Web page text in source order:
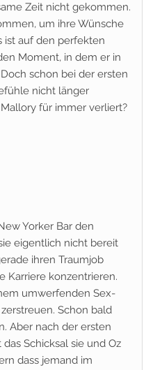
Zeit nicht gekommen.
um ihre Wünsche
ist auf den perfekten
Moment, in dem er in
schon bei der ersten
nicht länger
für immer verliert?
Yorker Bar den
eigentlich nicht bereit
ihren Traumjob
Karriere konzentrieren.
umwerfenden Sex-
Schon bald
Aber nach der ersten
Schicksal sie und Oz
dass jemand im